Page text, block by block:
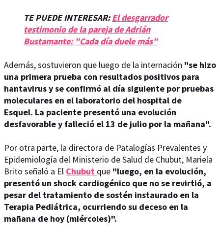
TE PUEDE INTERESAR:El desgarrador
testimonio de la pareja de Adrián
Bustamante: "Cada día duele más"
Además, sostuvieron que luego de la internación "se hizo
una primera prueba con resultados positivos para
hantavirus y se confirmó al día siguiente por pruebas
moleculares en el laboratorio del hospital de
Esquel. La paciente presentó una evolución
desfavorable y falleció el 13 de julio por la mañana".
Por otra parte, la directora de Patalogías Prevalentes y
Epidemiología del Ministerio de Salud de Chubut, Mariela
Brito señaló a El Chubut que "luego, en la evolución,
presentó un shock cardiogénico que no se revirtió, a
pesar del tratamiento de sostén instaurado en la
Terapia Pediátrica, ocurriendo su deceso en la
mañana de hoy (miércoles)".